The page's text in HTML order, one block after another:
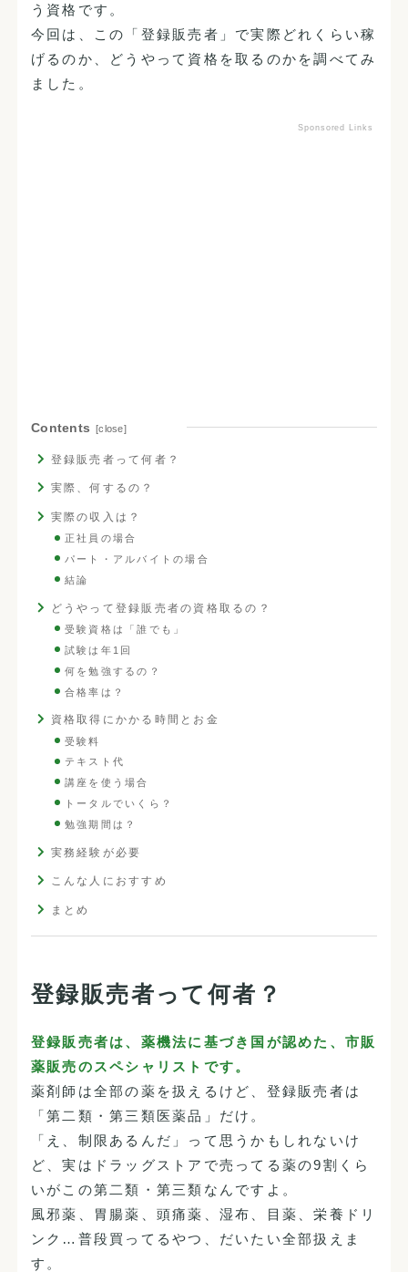
う資格です。
今回は、この「登録販売者」で実際どれくらい稼
げるのか、どうやって資格を取るのかを調べてみ
ました。
Sponsored Links
Contents
登録販売者って何者？
実際、何するの？
実際の収入は？
正社員の場合
パート・アルバイトの場合
結論
どうやって登録販売者の資格取るの？
受験資格は「誰でも」
試験は年1回
何を勉強するの？
合格率は？
資格取得にかかる時間とお金
受験料
テキスト代
講座を使う場合
トータルでいくら？
勉強期間は？
実務経験が必要
こんな人におすすめ
まとめ
登録販売者って何者？
登録販売者は、薬機法に基づき国が認めた、市販
薬販売のスペシャリストです。
薬剤師は全部の薬を扱えるけど、登録販売者は
「第二類・第三類医薬品」だけ。
「え、制限あるんだ」って思うかもしれないけ
ど、実はドラッグストアで売ってる薬の9割くら
いがこの第二類・第三類なんですよ。
風邪薬、胃腸薬、頭痛薬、湿布、目薬、栄養ドリ
ンク…普段買ってるやつ、だいたい全部扱えま
す。